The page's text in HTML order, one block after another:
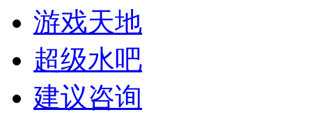
游戏天地
超级水吧
建议咨询